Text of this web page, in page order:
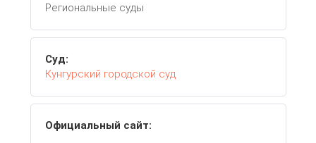
Региональные суды
Суд:
Кунгурский городской суд
Официальный сайт: